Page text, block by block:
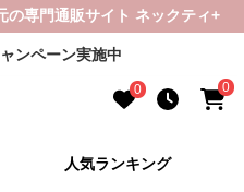
の専門通販サイト ネックティ+
ンペーン実施中
0 0
人気ランキング